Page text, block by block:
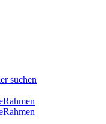
suchen